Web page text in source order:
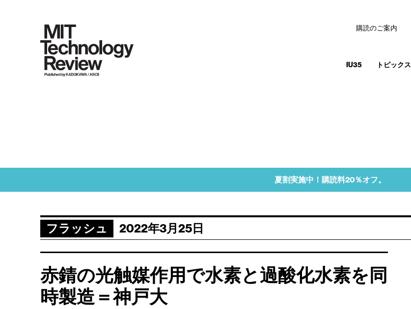
IU35 トピックス
購読のご案内
夏割実施中！購読料20％オフ。
フラッシュ 2022年3月25日
赤錆の光触媒作用で水素と過酸化水素を同
時製造＝神戸大